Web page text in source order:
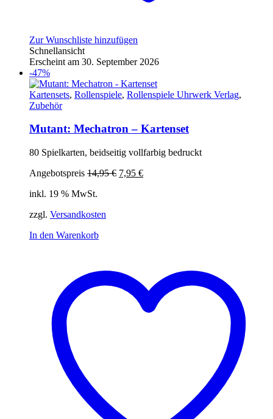
Zur Wunschliste hinzufügen
Schnellansicht
Erscheint am 30. September 2026
-47%
Kartensets, Rollenspiele, Rollenspiele Uhrwerk Verlag,
Zubehör
Mutant: Mechatron – Kartenset
80 Spielkarten, beidseitig vollfarbig bedruckt
Angebotspreis 14,95€ Ursprünglicher
7,95 €Aktueller
inkl. 19 % MwSt.
zzgl. Versandkosten
In den Warenkorb